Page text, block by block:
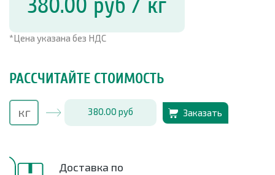
380.00 руб / кг
*Цена указана без НДС
РАССЧИТАЙТЕ СТОИМОСТЬ
380.00 руб Заказать
Доставка по